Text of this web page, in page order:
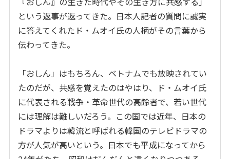
という返事が返ってきた。日本人記者の質問に誠実
に答えてくれたド・ムオイ氏の人柄がその言葉から
伝わってきた。
「おしん」はもちろん、ベトナムでも放映されてい
たのだが、共感を覚えたのはやはり、ド・ムオイ氏
に代表される戦争・革命世代の高齢者で、若い世代
には理解は難しいだろう。この国では近年、日本の
ドラマよりは韓流と呼ばれる韓国のテレビドラマの
方が人気が高いという。日本でも平成になってから